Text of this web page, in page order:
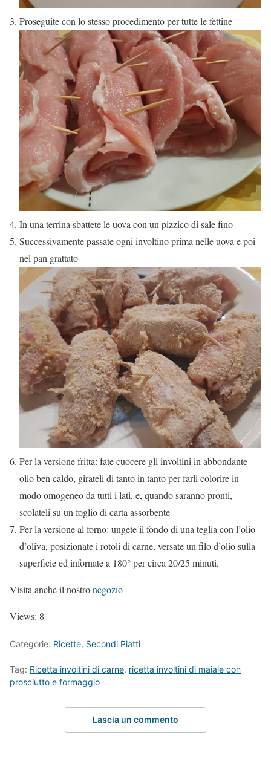
Proseguite con lo stesso procedimento per tutte le fettine
In una terrina sbattete le uova con un pizzico di sale fino
Successivamente passate ogni involtino prima nelle uova e poi
nel pan grattato
Per la versione fritta: fate cuocere gli involtini in abbondante
olio ben caldo, girateli di tanto in tanto per farli colorire in
modo omogeneo da tutti i lati, e, quando saranno pronti,
scolateli su un foglio di carta assorbente
Per la versione al forno: ungete il fondo di una teglia con l’olio
d’oliva, posizionate i rotoli di carne, versate un filo d’olio sulla
superficie ed infornate a 180° per circa 20/25 minuti.
Visita anche il nostronegozio
Views: 8
Categorie: Ricette, Secondi Piatti
Tag: Ricetta involtini di carne, ricetta involtini di maiale con
prosciutto e formaggio
Lascia un commento